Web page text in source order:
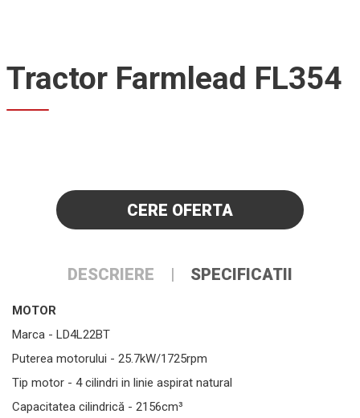
Tractor Farmlead FL354
CERE OFERTA
DESCRIERE SPECIFICATII
MOTOR
Marca - LD4L22BT
Puterea motorului - 25.7kW/1725rpm
Tip motor - 4 cilindri in linie aspirat natural
Capacitatea cilindrică - 2156cm³